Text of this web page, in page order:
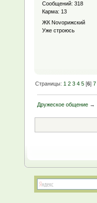
Сообщений: 318
Карма: 13
ЖК Novoрижский
Уже строюсь
Страницы: 1 2 3 4 5 [6]7
Дружеское общение →